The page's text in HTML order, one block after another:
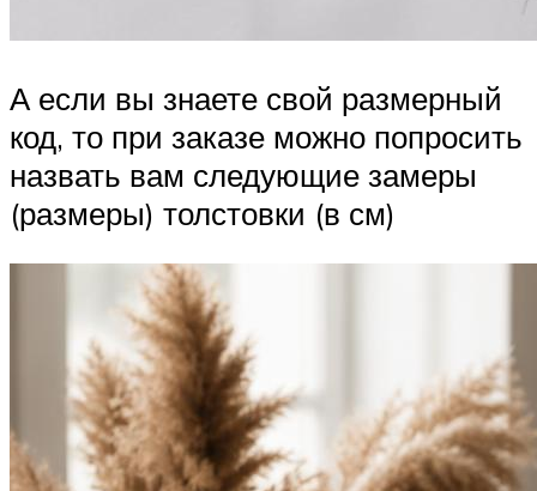
А если вы знаете свой размерный
код, то при заказе можно попросить
назвать вам следующие замеры
(размеры) толстовки (в см)